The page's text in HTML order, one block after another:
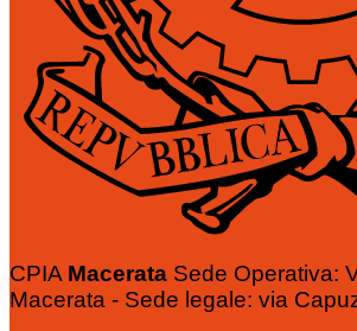
CPIA Macerata Sede Operativa:
Macerata - Sede legale: via